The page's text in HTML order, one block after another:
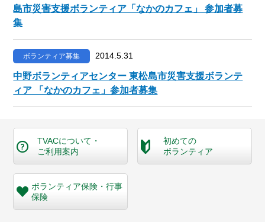
島市災害支援ボランティア「なかのカフェ」 参加者募
集
ボランティア募集 2014.5.31
中野ボランティアセンター 東松島市災害支援ボランテ
ィア 「なかのカフェ」参加者募集
TVACについて・
ご利用案内
初めての
ボランティア
ボランティア保険・行事
保険